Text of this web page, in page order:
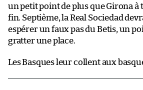
un petit point de plus que Girona à
fin. Septième, la Real Sociedad
espérer un faux pas du Betis, un
gratter une place.
Les Basques leur collent aux